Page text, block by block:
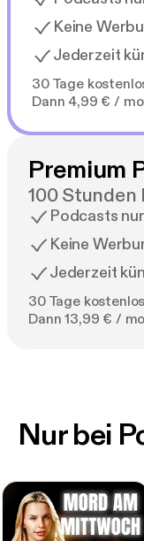
Keine
Jederzeit
30 Tage
Dann 4,99 € /
Premium
100
Podcasts
Keine
Jederzeit
30 Tage
Dann 13,99 € /
Nur bei